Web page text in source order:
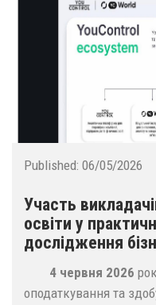
Published: 06/05/2026
Участь
освіти у
дослідження
4 червня 2026
оподаткування та